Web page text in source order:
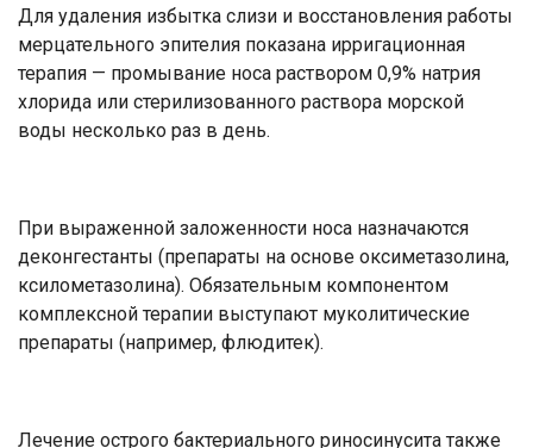
Для удаления избытка слизи и восстановления работы
мерцательного эпителия показана ирригационная
терапия — промывание носа раствором 0,9% натрия
хлорида или стерилизованного раствора морской
воды несколько раз в день.
При выраженной заложенности носа назначаются
деконгестанты (препараты на основе оксиметазолина,
ксилометазолина). Обязательным компонентом
комплексной терапии выступают муколитические
препараты (например, флюдитек).
Лечение острого бактериального риносинусита также